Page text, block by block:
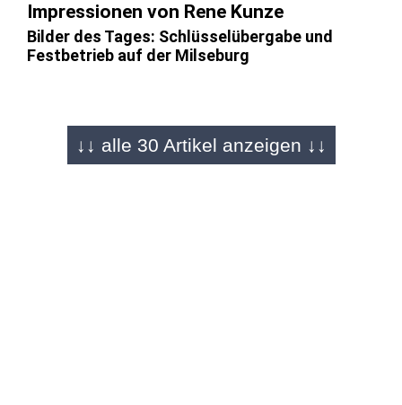
Impressionen von Rene Kunze
Bilder des Tages: Schlüsselübergabe und
Festbetrieb auf der Milseburg
HOFBIEBER - 18.04.2026
Ganzes Wochenende Festbetrieb
↓↓ alle 30 Artikel anzeigen ↓↓